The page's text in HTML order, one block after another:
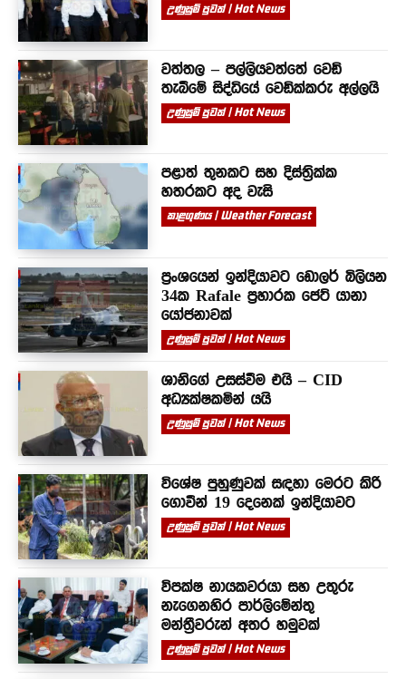
උණුසුම් පුවත් | Hot News
වත්තල – පල්ලියවත්තේ වෙඩි
තැබීමේ සිද්ධියේ වෙඩික්කරු අල්ලයි
උණුසුම් පුවත් | Hot News
පළාත් තුනකට සහ දිස්ත්‍රික්ක
හතරකට අද වැසි
කාළගුණය | Weather Forecast
ප්‍රංශයෙන් ඉන්දියාවට ඩොලර් බිලියන
34ක Rafale ප්‍රහාරක ජෙට් යානා
යෝජනාවක්
උණුසුම් පුවත් | Hot News
ශානිගේ උසස්වීම එයි – CID
අධ්‍යක්ෂකමින් යයි
උණුසුම් පුවත් | Hot News
විශේෂ පුහුණුවක් සඳහා මෙරට කිරි
ගොවීන් 19 දෙනෙක් ඉන්දියාවට
උණුසුම් පුවත් | Hot News
විපක්ෂ නායකවරයා සහ උතුරු
නැගෙනහිර පාර්ලිමේන්තු
මන්ත්‍රීවරුන් අතර හමුවක්
උණුසුම් පුවත් | Hot News